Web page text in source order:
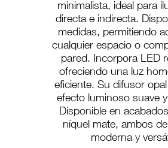
minimalista, ideal para
directa e indirecta.
medidas, permitiendo
cualquier espacio o
pared. Incorpora LED
ofreciendo una luz
eficiente. Su difusor
efecto luminoso suave
Disponible en
níquel mate, ambos
moderna y